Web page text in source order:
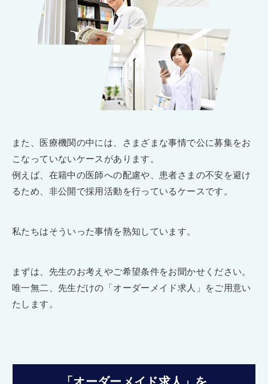
また、医療機関の中には、さまざまな事情で公に募集をお
こなっていないケースがあります。
例えば、在籍中の医師への配慮や、患者さまの不安を避け
るため、非公開で採用活動を行っているケースです。
私たちはそういった事情を熟知しています。
まずは、先生のお考えやご希望条件をお聞かせください。
唯一無二、先生だけの「オーダーメイド求人」をご用意い
たします。